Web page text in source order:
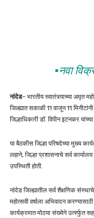
▪️नवा
नांदेड– भारतीय स्वातंत्र्याच्या अमृत
जिल्ह्यात सकाळी 11 वाजून 11
जिल्हाधिकारी डॉ. विपीन इटनकर
या बैठकीस जिल्हा परिषदेच्या मुख्य
लहाने, जिल्हा प्रशासनाचे सर्व
उपस्थिती होती.
नांदेड जिल्ह्यातील सर्व शैक्षणिक संस्थाचे
महोत्सवी वर्षाला अभिवादन
कार्यक्रमात मोठया संख्येने उर्त्स्फुत